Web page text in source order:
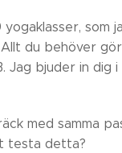
du behöver
Jag bjuder in
med samma
testa detta?